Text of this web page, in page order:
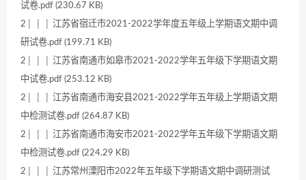
试卷.pdf (230.67 KB)
2│ │ │ 江苏省宿迁市2021-2022学年度五年级上学期语文期中调
研试卷.pdf (199.71 KB)
2│ │ │ 江苏省南通市如皋市2021-2022学年五年级下学期语文期
中试卷.pdf (253.12 KB)
2│ │ │ 江苏省南通市海安县2021-2022学年五年级上学期语文期
中检测试卷.pdf (264.87 KB)
2│ │ │ 江苏省南通市海安市2021-2022学年五年级下学期语文期
中检测试卷.pdf (224.29 KB)
2│ │ │ 江苏常州溧阳市2022年五年级下学期语文期中调研测试